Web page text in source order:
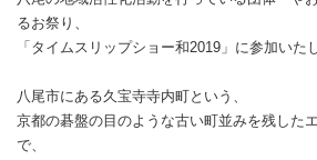
るお祭り、
「タイムスリップショー和2019」に参加いた
八尾市にある久宝寺寺内町という、
京都の碁盤の目のような古い町並みを残した
で、